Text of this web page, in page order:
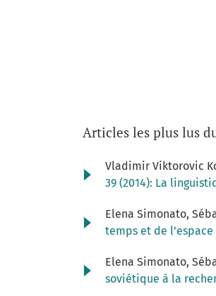
Articles les plus lus
Vladimir Viktorovic
39 (2014): La
Elena Simonato,
temps et de
Elena Simonato,
soviétique à la